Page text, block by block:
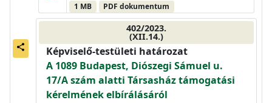
share
1 MB PDF dokumentum
402/2023.
(XII.14.)
Képviselő-testületi határozat
A 1089 Budapest, Diószegi Sámuel u.
17/A szám alatti Társasház támogatási
kérelmének elbírálásáról